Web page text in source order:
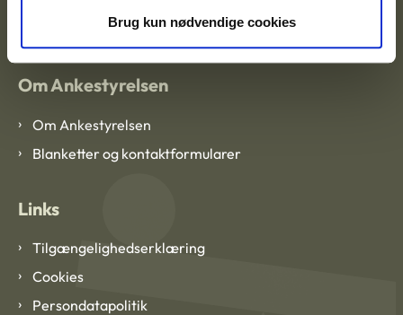
Brug kun nødvendige cookies
CVR: 1007 4002
Om Ankestyrelsen
Om Ankestyrelsen
Blanketter og kontaktformularer
Links
Tilgængelighedserklæring
Cookies
Persondatapolitik